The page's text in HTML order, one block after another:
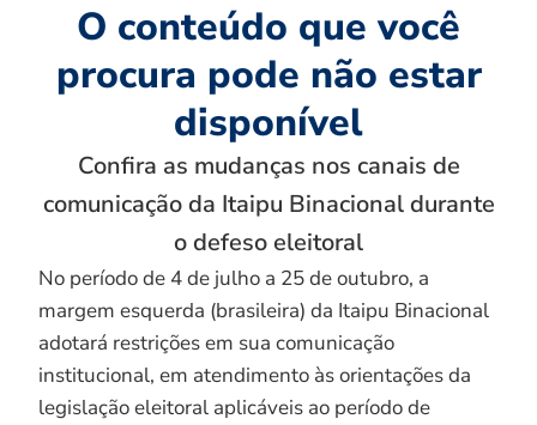
O conteúdo que você
procura pode não estar
disponível
Confira as mudanças nos canais de
comunicação da Itaipu Binacional durante
o defeso eleitoral
No período de 4 de julho a 25 de outubro, a
margem esquerda (brasileira) da Itaipu Binacional
adotará restrições em sua comunicação
institucional, em atendimento às orientações da
legislação eleitoral aplicáveis ao período de